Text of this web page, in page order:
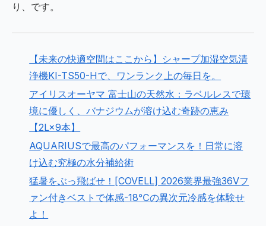
り、です。
【未来の快適空間はここから】シャープ加湿空気清
浄機KI-TS50-Hで、ワンランク上の毎日を。
アイリスオーヤマ 富士山の天然水：ラベルレスで環
境に優しく、バナジウムが溶け込む奇跡の恵み
【2L×9本】
AQUARIUSで最高のパフォーマンスを！日常に溶
け込む究極の水分補給術
猛暑をぶっ飛ばせ！[COVELL] 2026業界最強36Vフ
ァン付きベストで体感-18℃の異次元冷感を体験せ
よ！